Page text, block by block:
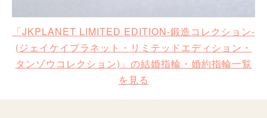
「JKPLANET LIMITED EDITION-鍛造コレクション-
(ジェイケイプラネット・リミテッドエディション・
タンゾウコレクション)」の結婚指輪・婚約指輪一覧
を見る